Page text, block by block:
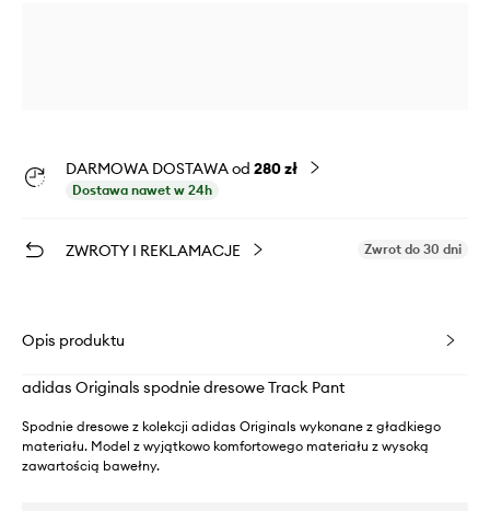
DARMOWA DOSTAWA od 280 zł
Dostawa nawet w 24h
ZWROTY I REKLAMACJE Zwrot do 30 dni
Opis produktu
adidas Originals spodnie dresowe Track Pant
Spodnie dresowe z kolekcji adidas Originals wykonane z gładkiego
materiału. Model z wyjątkowo komfortowego materiału z wysoką
zawartością bawełny.